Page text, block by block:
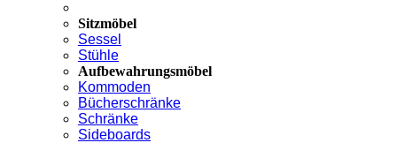
Sitzmöbel
Sessel
Stühle
Aufbewahrungsmöbel
Kommoden
Bücherschränke
Schränke
Sideboards